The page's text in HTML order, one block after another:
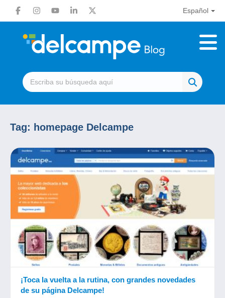
Español
Tag: homepage Delcampe
¡Toca la vuelta a la rutina, con grandes novedades
de su página Delcampe!